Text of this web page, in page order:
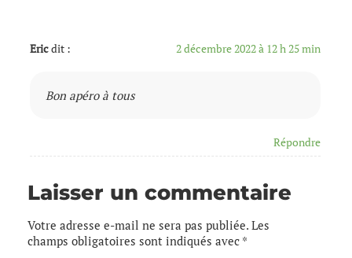
Ericdit : 2 décembre 2022 à 12 h 25 min
Bon apéro à tous
Répondre
Laisser un commentaire
Votre adresse e-mail ne sera pas publiée. Les
champs obligatoires sont indiqués avec *